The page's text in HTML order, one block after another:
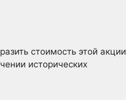
стоимость этой акции
исторических